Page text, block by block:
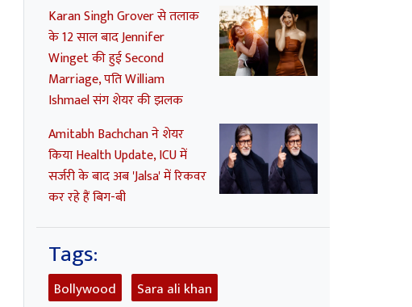
Karan Singh Grover से तलाक
के 12 साल बाद Jennifer
Winget की हुई Second
Marriage, पति William
Ishmael संग शेयर की झलक
Amitabh Bachchan ने शेयर
किया Health Update, ICU में
सर्जरी के बाद अब 'Jalsa' में रिकवर
कर रहे हैं बिग-बी
Tags:
Bollywood
Sara ali khan